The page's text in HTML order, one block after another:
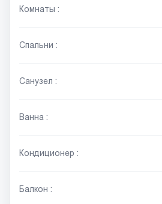
Комнаты :
Спальни :
Санузел :
Ванна :
Кондиционер :
Балкон :